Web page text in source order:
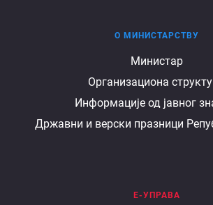
министарству
О МИНИСТАРСТВУ
Министар
Организациона
Информације од јавног
Државни и верски празници
Е-УПРАВА